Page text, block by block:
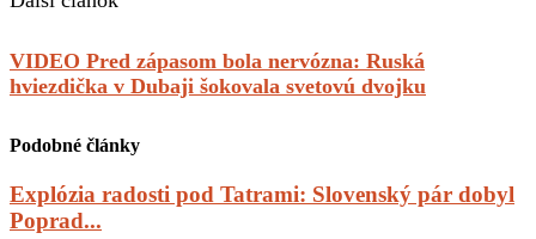
VIDEO Pred zápasom bola nervózna: Ruská
hviezdička v Dubaji šokovala svetovú dvojku
Podobné články
Explózia radosti pod Tatrami: Slovenský pár dobyl
Poprad...